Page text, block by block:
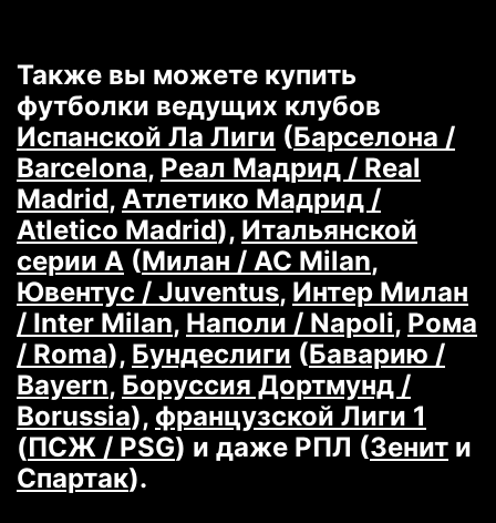
Также вы можете купить
футболки ведущих клубов
Испанской Ла Лиги (Барселона /
Barcelona, Реал Мадрид / Real
Madrid, Атлетико Мадрид /
Atletico Madrid), Итальянской
серии А (Милан / AC Milan,
Ювентус / Juventus, Интер Милан
/ Inter Milan, Наполи / Napoli, Рома
/ Roma), Бундеслиги (Баварию /
Bayern, Боруссия Дортмунд /
Borussia), французской Лиги 1
(ПСЖ / PSG) и даже РПЛ (Зенит и
Спартак).